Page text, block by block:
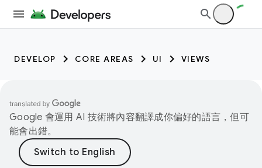
DEVELOP CORE AREAS UI VIEWS
Google 會運用 AI 技術將內容翻譯成你偏好的語言，但可
能會出錯。